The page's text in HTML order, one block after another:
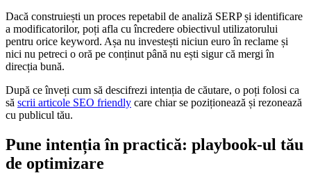
Dacă construiești un proces repetabil de analiză SERP și identificare
a modificatorilor, poți afla cu încredere obiectivul utilizatorului
pentru orice keyword. Așa nu investești niciun euro în reclame și
nici nu petreci o oră pe conținut până nu ești sigur că mergi în
direcția bună.
După ce înveți cum să descifrezi intenția de căutare, o poți folosi ca
să scrii articole SEO friendly care chiar se poziționează și rezonează
cu publicul tău.
Pune intenția în practică: playbook-ul tău
de optimizare